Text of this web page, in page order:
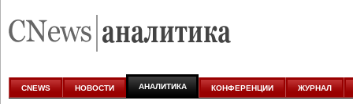
аналитике
CNEWS НОВОСТИ АНАЛИТИКА КОНФЕРЕНЦИИ ЖУРНАЛ